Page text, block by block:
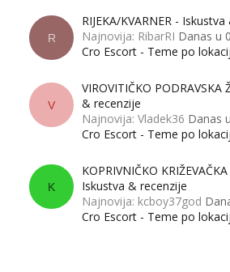
R
RIJEKA/KVARNER -
Najnovija: RibarRI Danas u
Cro Escort - Teme po
V
VIROVITIČKO PODRAVSKA
& recenzije
Najnovija: Vladek36 Danas
Cro Escort - Teme po
K
KOPRIVNIČKO
Iskustva & recenzije
Najnovija: kcboy37god
Cro Escort - Teme po